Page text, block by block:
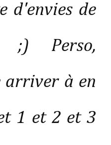
d'envies de
;) Perso,
arriver à en
1 et 2 et 3